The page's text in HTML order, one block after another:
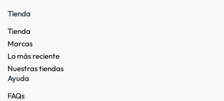
Tienda
Tienda
Marcas
Lo más reciente​
Nuestras tiendas​
Ayuda
FAQs